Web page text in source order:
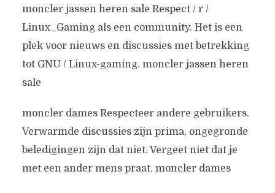
moncler jassen heren sale Respect / r /
Linux_Gaming als een community. Het is een
plek voor nieuws en discussies met betrekking
tot GNU / Linux-gaming. moncler jassen heren
sale
moncler dames Respecteer andere gebruikers.
Verwarmde discussies zijn prima, ongegronde
beledigingen zijn dat niet. Vergeet niet dat je
met een ander mens praat. moncler dames